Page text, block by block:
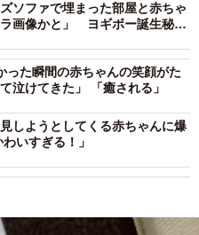
ソファで埋まった部屋と赤ちゃ
画像かと」 ヨギボー誕生秘話
った瞬間の赤ちゃんの笑顔がた
泣けてきた」 「癒される」
しようとしてくる赤ちゃんに爆
いすぎる！」